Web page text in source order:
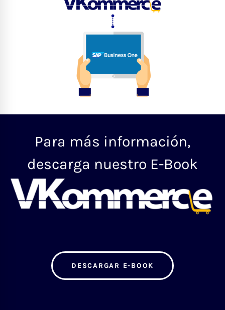
Para más información,
descarga nuestro E-Book
DESCARGAR E-BOOK